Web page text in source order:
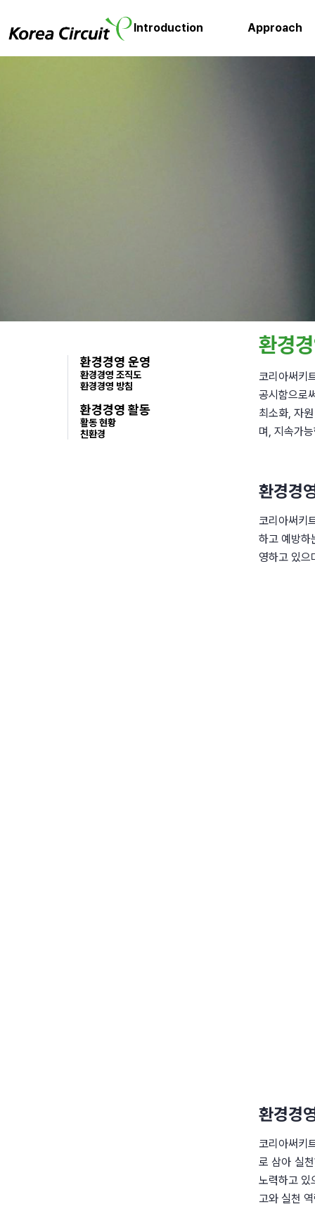
Introduction Approach
환경경영 운영
환경경영 조직도
환경경영 방침
환경경영 활동
활동 현황
친환경
환경
코리아써키
공시함으로
최소화, 자
며, 지속가
환경경
코리아써키
하고 예방하
영하고 있으
환경경
코리아써키
로 삼아 실
노력하고 있
고와 실천